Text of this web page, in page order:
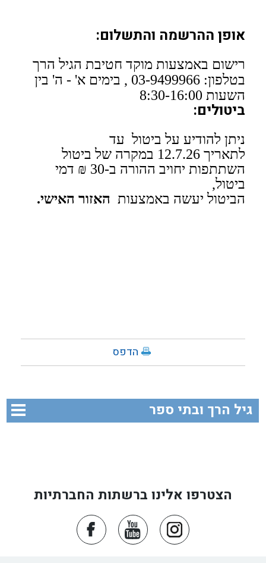
אופן ההרשמה והתשלום:
רישום באמצעות מוקד חטיבת הגיל הרך
בטלפון: 03-9499966 , בימים א' - ה' בין
השעות 8:30-16:00
ביטולים:
ניתן להודיע על ביטול עד
לתאריך 12.7.26 במקרה של ביטול
השתתפות יחויב ההורה ב-30 ₪ דמי
ביטול,
הביטול יעשה באמצעות האזור האישי.
הדפס
גיל הרך ובתי ספר
הצטרפו אלינו ברשתות החברתיות